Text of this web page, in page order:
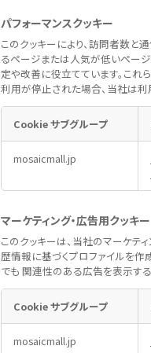
パフォーマンスクッキー
このクッキーにより、訪問者数と
るページまたは人気が低いページ
定や改善に役立てています。これ
利用が停止された場合、当社は利
ー
ン
ス
ク
ッ
キ
Cookie サブグループ
mosaicmall.jp
マーケティング・広告用クッキー
このクッキーは、当社のマーケテ
歴情報に基づくプロファイルを作
でも 関連性のある広告を表示す
Cookie サブグループ
mosaicmall.jp